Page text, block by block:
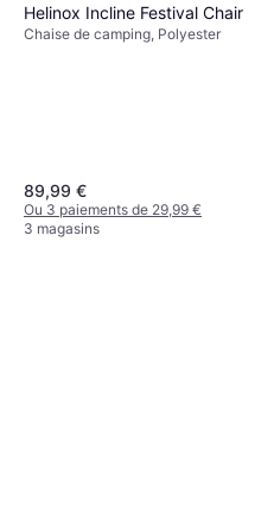
Helinox Incline Festival Chair
Chaise de camping, Polyester
89,99 €
Ou 3 paiements de 29,99 €
3 magasins